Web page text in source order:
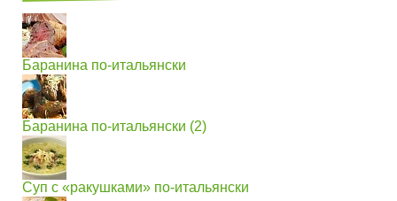
Баранина по-итальянски
Баранина по-итальянски (2)
Суп с «ракушками» по-итальянски